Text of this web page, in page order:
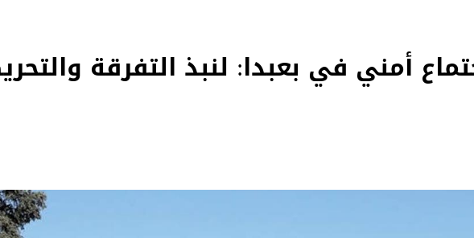
أمني في بعبدا: لنبذ التفرقة